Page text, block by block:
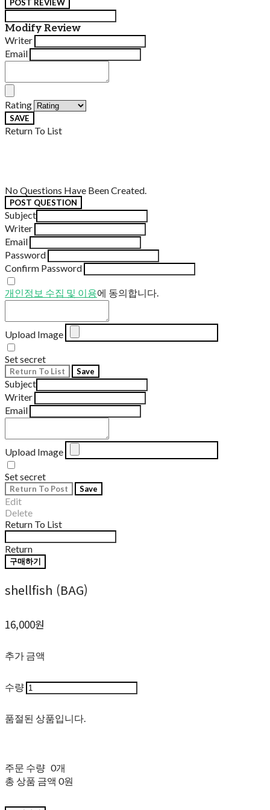
POST REVIEW
Modify Review
Writer
Email
Rating
SAVE
Return To List
No Questions Have Been Created.
POST QUESTION
Subject
Writer
Email
Password
Confirm Password
개인정보 수집 및 이용에 동의합니다.
Upload Image
Set secret
Return To List Save
Subject
Writer
Email
Upload Image
Set secret
Return To Post Save
Edit
Delete
Return To List
Return
구매하기
shellfish (BAG)
16,000원
추가 금액
수량
품절된 상품입니다.
주문 수량 0개
총 상품 금액 0원